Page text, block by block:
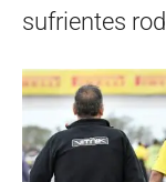
sufrientes